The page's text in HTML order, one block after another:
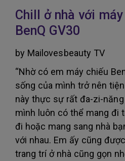
Chill ở nhà với
BenQ GV30
by Mailovesbeauty TV
“Nhờ có em máy chiếu
sống của mình trở nên
này thực sự rất đa-zi-
mình luôn có thể mang đi
đi hoặc mang sang nhà
với nhau. Em ấy cũng
trang trí ở nhà cũng gọn